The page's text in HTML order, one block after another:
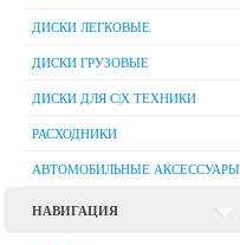
ДИСКИ ЛЕГКОВЫЕ
ДИСКИ ГРУЗОВЫЕ
ДИСКИ ДЛЯ C|Х ТЕХНИКИ
РАСХОДНИКИ
АВТОМОБИЛЬНЫЕ АКСЕССУАРЫ
НАВИГАЦИЯ